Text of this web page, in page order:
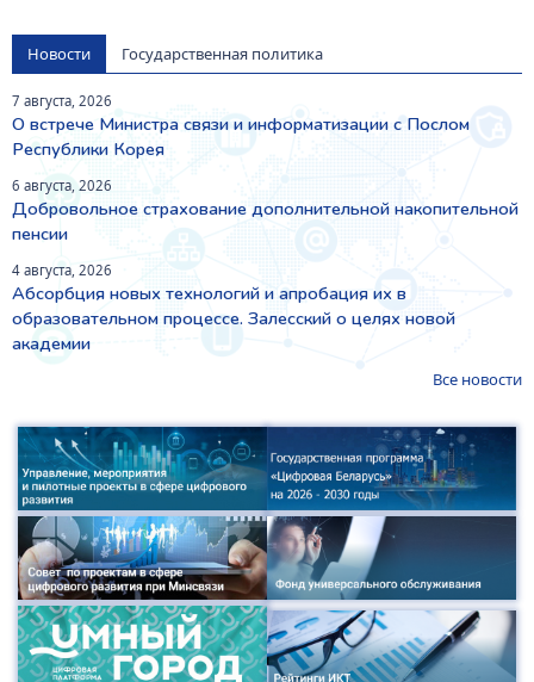
Новости Государственная политика
7 августа, 2026
О встрече Министра связи и информатизации с Послом
Республики Корея
6 августа, 2026
Добровольное страхование дополнительной накопительной
пенсии
4 августа, 2026
Абсорбция новых технологий и апробация их в
образовательном процессе. Залесский о целях новой
академии
Все новости